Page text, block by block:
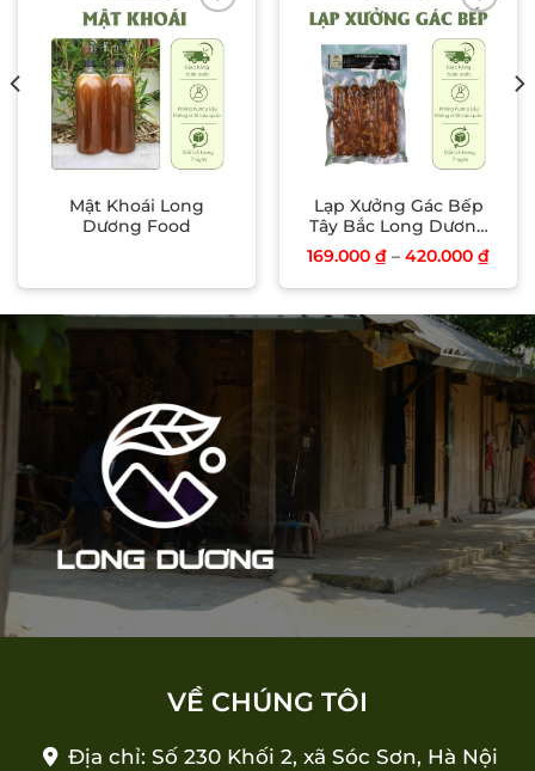
Add to wishlist
Mật Khoái Long
Dương Food
Add to wishlist
Lạp Xưởng Gác Bếp
Tây Bắc Long Dương
Food
169.000 ₫ – 420.000 ₫
VỀ CHÚNG TÔI
Địa chỉ: Số 230 Khối 2, xã Sóc Sơn, Hà Nội